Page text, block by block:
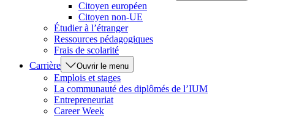
Citoyen européen
Citoyen non-UE
Étudier à l’étranger
Ressources pédagogiques
Frais de scolarité
Carrière
Ouvrir le menu
Emplois et stages
La communauté des diplômés de l’IUM
Entrepreneuriat
Career Week